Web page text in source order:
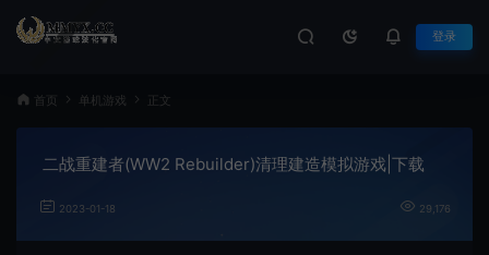
登录
首页 单机游戏 正文
二战重建者(WW2 Rebuilder)清理建造模拟游戏|下载
2023-01-18 29,176